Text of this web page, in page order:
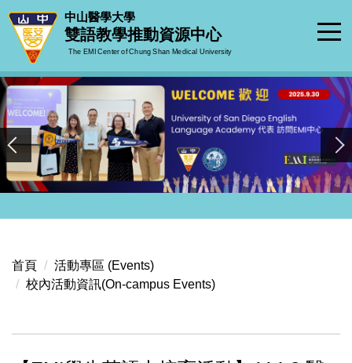
跳
到
要
內
容
區
中山醫學大學
雙語教學推動資源中心
The EMI Center of Chung Shan Medical University
首頁
活動專區 (Events)
校內活動資訊(On-campus Events)